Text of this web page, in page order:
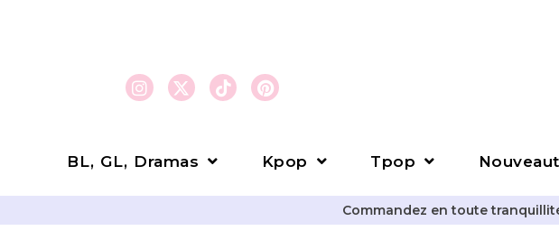
BL, GL, Dramas Kpop Tpop
Commandez en toute